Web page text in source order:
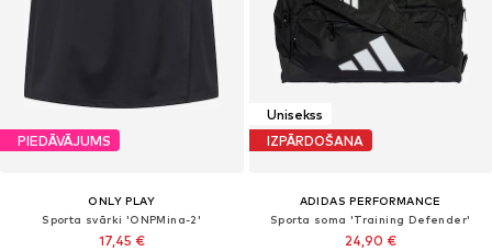
PIEDĀVĀJUMS
ONLY PLAY
Sporta svārki 'ONPMina-2'
17,45 €
Unisekss
IZPĀRDOŠANA
ADIDAS PERFORMANCE
Sporta soma 'Training Defender'
24,90 €